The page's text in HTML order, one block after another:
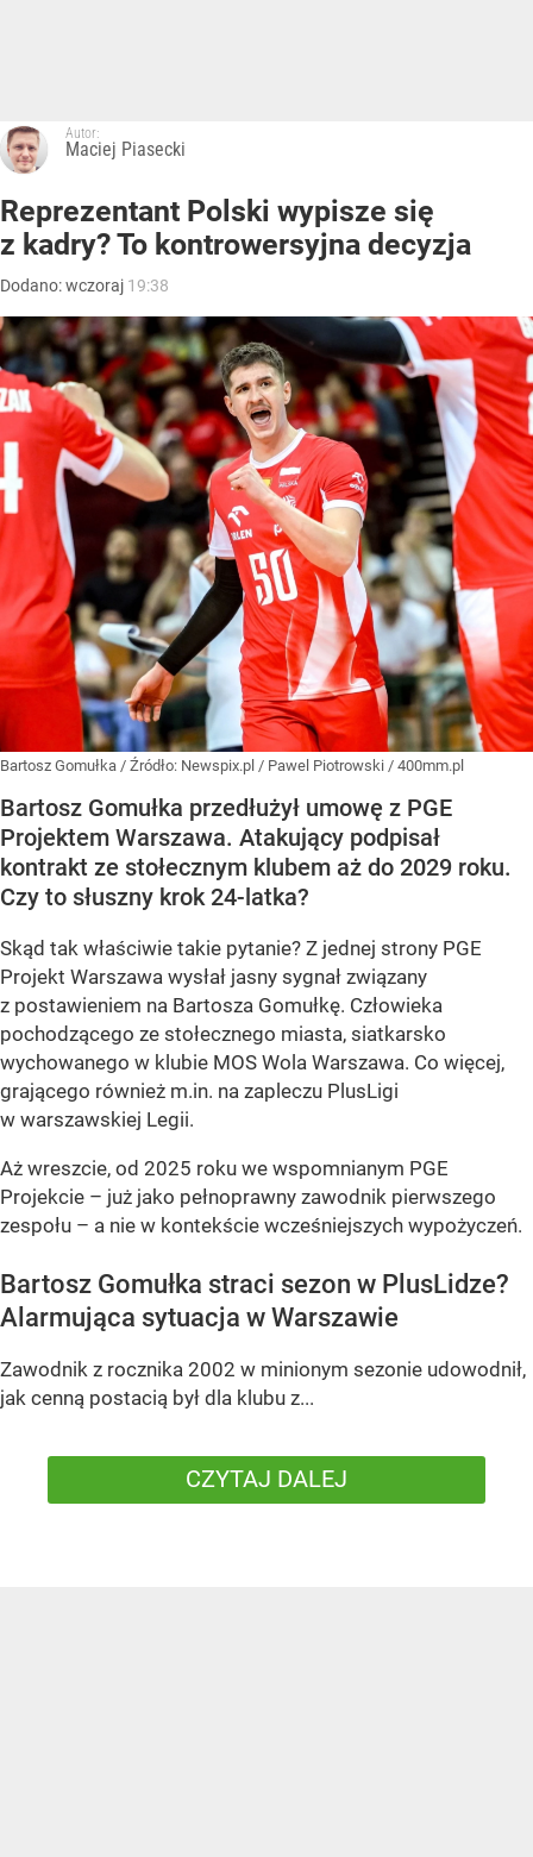
Autor:
Maciej Piasecki
Reprezentant Polski wypisze się
z kadry? To kontrowersyjna decyzja
Dodano:wczoraj 19:38
Bartosz Gomułka / Źródło: Newspix.pl / Pawel Piotrowski / 400mm.pl
Bartosz Gomułka przedłużył umowę z PGE
Projektem Warszawa. Atakujący podpisał
kontrakt ze stołecznym klubem aż do 2029 roku.
Czy to słuszny krok 24-latka?
Skąd tak właściwie takie pytanie? Z jednej strony PGE
Projekt Warszawa wysłał jasny sygnał związany
z postawieniem na Bartosza Gomułkę. Człowieka
pochodzącego ze stołecznego miasta, siatkarsko
wychowanego w klubie MOS Wola Warszawa. Co więcej,
grającego również m.in. na zapleczu PlusLigi
w warszawskiej Legii.
Aż wreszcie, od 2025 roku we wspomnianym PGE
Projekcie – już jako pełnoprawny zawodnik pierwszego
zespołu – a nie w kontekście wcześniejszych wypożyczeń.
Bartosz Gomułka straci sezon w PlusLidze?
Alarmująca sytuacja w Warszawie
Zawodnik z rocznika 2002 w minionym sezonie udowodnił,
jak cenną postacią był dla klubu z...
CZYTAJ DALEJ